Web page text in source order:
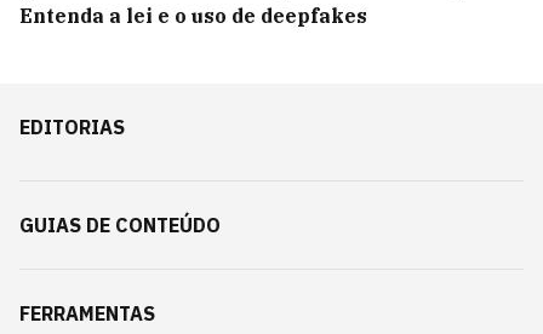
Entenda a lei e o uso de deepfakes
EDITORIAS
GUIAS DE CONTEÚDO
FERRAMENTAS